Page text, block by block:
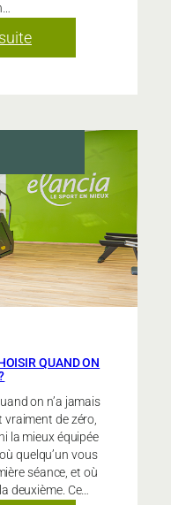
:
Les
diplômés
et
présents
salle
?
QUAND ON
on n’a jamais
vraiment de zéro,
la mieux équipée
quelqu’un vous
séance, et où
deuxième. Ce…